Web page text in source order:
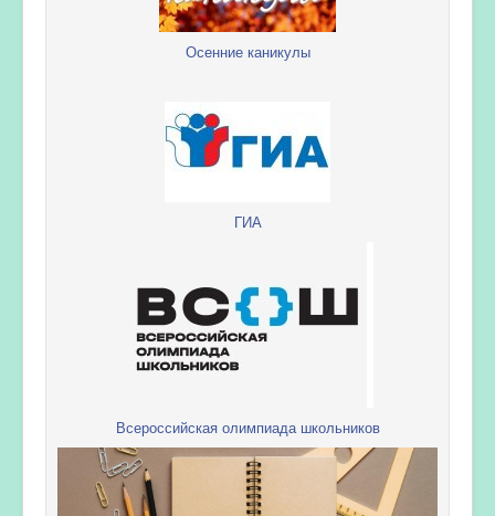
Осенние каникулы
ГИА
Всероссийская олимпиада школьников